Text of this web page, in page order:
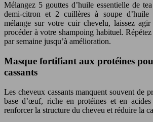
Mélangez 5 gouttes d’huile essentielle de
demi-citron et 2 cuillères à soupe d’huile
mélange sur votre cuir chevelu, laissez
procéder à votre shampoing habituel.
par semaine jusqu’à amélioration.
Masque fortifiant aux protéines
cassants
Les cheveux cassants manquent souvent de
base d’œuf, riche en protéines et en
renforcer la structure du cheveu et réduire la